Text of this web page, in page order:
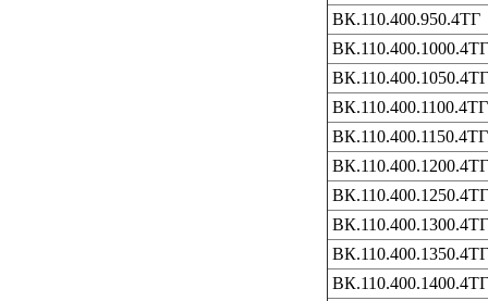
ВК.110.400.950.4ТГ
ВК.110.400.1000.4ТГ
ВК.110.400.1050.4ТГ
ВК.110.400.1100.4ТГ
ВК.110.400.1150.4ТГ
ВК.110.400.1200.4ТГ
ВК.110.400.1250.4ТГ
ВК.110.400.1300.4ТГ
ВК.110.400.1350.4ТГ
ВК.110.400.1400.4ТГ